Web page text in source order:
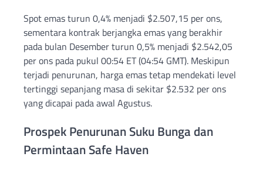
Spot emas turun 0,4% menjadi $2.507,15 per ons,
sementara kontrak berjangka emas yang berakhir
pada bulan Desember turun 0,5% menjadi $2.542,05
per ons pada pukul 00:54 ET (04:54 GMT). Meskipun
terjadi penurunan, harga emas tetap mendekati level
tertinggi sepanjang masa di sekitar $2.532 per ons
yang dicapai pada awal Agustus.
Prospek Penurunan Suku Bunga dan
Permintaan Safe Haven